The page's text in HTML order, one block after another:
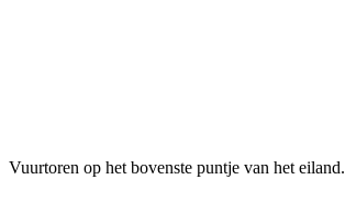
Vuurtoren op het bovenste puntje van het eiland.